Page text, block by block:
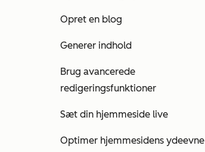
Opret en blog
Generer indhold
Brug avancerede
redigeringsfunktioner
Sæt din hjemmeside live
Optimer hjemmesidens ydeevne